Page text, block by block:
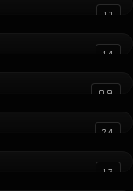
11
14
09
24
12